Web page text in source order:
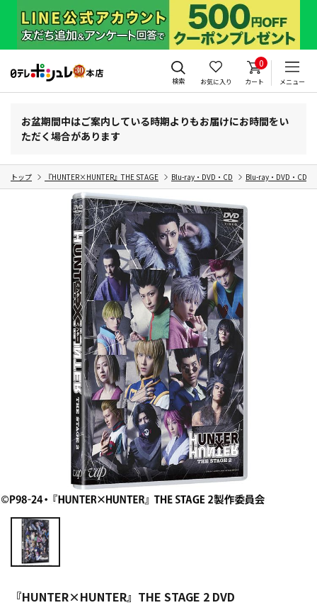
検索 お気に入り
0
カート メニュー
お盆期間中はご案内している時期よりもお届けにお時間をい
ただく場合があります
トップ 『HUNTER×HUNTER』THE STAGE Blu-ray・DVD・CD Blu-ray・DVD・CD
『HUNTER×HUNTER』THE STAGE 2 DVD